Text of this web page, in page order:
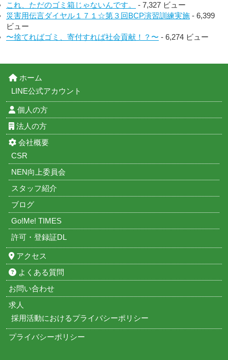
これ、ただのゴミ箱じゃないんです。
- 7,327 ビュー
災害用伝言ダイヤル１７１☆第３回BCP演習訓練実施 - 6,399
ビュー
〜捨てればゴミ、寄付すれば社会貢献！？〜 - 6,274 ビュー
ホーム
LINE公式アカウント
個人の方
法人の方
会社概要
CSR
NEN向上委員会
スタッフ紹介
ブログ
Go!Me! TIMES
許可・登録証DL
アクセス
よくある質問
お問い合わせ
求人
採用活動におけるプライバシーポリシー
プライバシーポリシー